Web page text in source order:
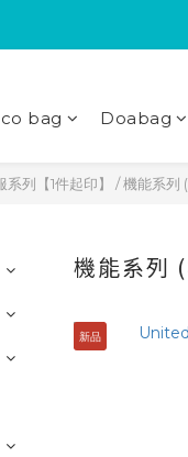
bag Doabag
系列【1件起印】 /機能系列
機能系列
新品